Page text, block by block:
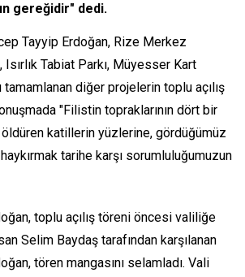
gereğidir" dedi.
Tayyip Erdoğan, Rize Merkez
Tabiat Parkı, Müyesser Kart
tamamlanan diğer projelerin toplu açılış
"Filistin topraklarının dört bir
öldüren katillerin yüzlerine, gördüğümüz
tarihe karşı sorumluluğumuzun
toplu açılış töreni öncesi valiliğe
Selim Baydaş tarafından karşılanan
tören mangasını selamladı. Vali